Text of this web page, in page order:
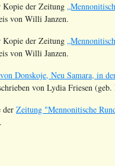
Kopie der Zeitung
von Willi Janzen.
Kopie der Zeitung
von Willi Janzen.
Donskoje, Neu Samara, in
von Lydia Friesen (geb.
der Zeitung "Mennonitische